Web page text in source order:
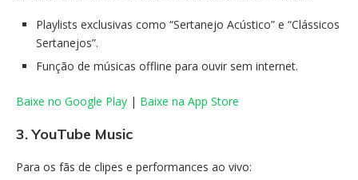
Playlists exclusivas como “Sertanejo Acústico” e “Clássicos
Sertanejos”.
Função de músicas offline para ouvir sem internet.
Baixe no Google Play | Baixe na App Store
3. YouTube Music
Para os fãs de clipes e performances ao vivo: